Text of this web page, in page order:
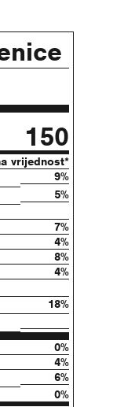
150
vrijednost*
9%
5%
7%
4%
8%
4%
18%
0%
4%
6%
0%